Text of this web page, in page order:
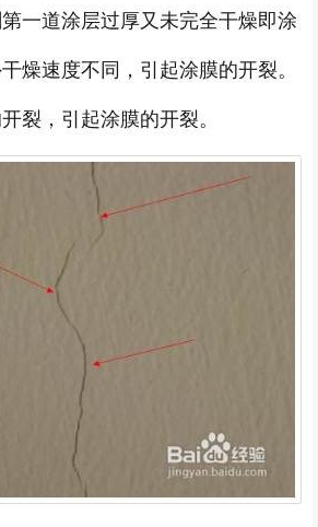
一道涂层过厚又未完全干燥即涂
燥速度不同，引起涂膜的开裂。
裂，引起涂膜的开裂。